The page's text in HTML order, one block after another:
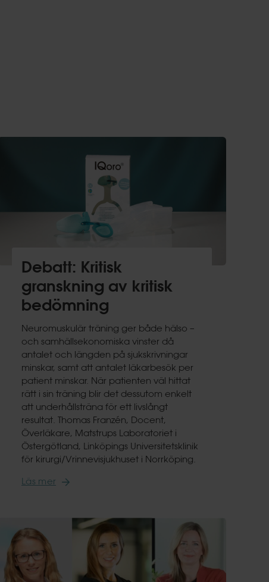
Debatt: Kritisk
granskning av kritisk
bedömning
Neuromuskulär träning ger både hälso –
och samhällsekonomiska vinster då
antalet och längden på sjukskrivningar
minskar, samt att antalet läkarbesök per
patient minskar. När patienten väl hittat
rätt i sin träning blir det dessutom enkelt
att underhållsträna för ett livslångt
resultat. Thomas Franzén, Docent,
Överläkare, Matstrups Laboratoriet i
Östergötland, Linköpings Universitetsklinik
för kirurgi/Vrinnevisjukhuset i Norrköping.
Läs mer